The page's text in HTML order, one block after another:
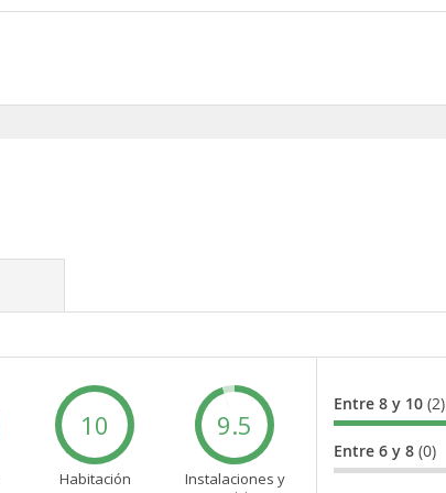
10
Habitación
9.5
Instalaciones y
Entre 8 y 10 (2)
Entre 6 y 8 (0)